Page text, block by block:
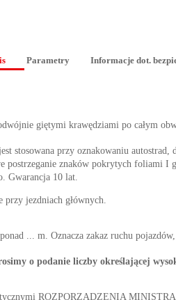
Parametry Informacje dot.
giętymi krawędziami po całym
stosowana przy oznakowaniu
postrzeganie znaków pokrytych foliami
Gwarancja 10 lat.
przy jezdniach głównych.
... m. Oznacza zakaz ruchu
o podanie liczby określającej
ROZPORZĄDZENIA